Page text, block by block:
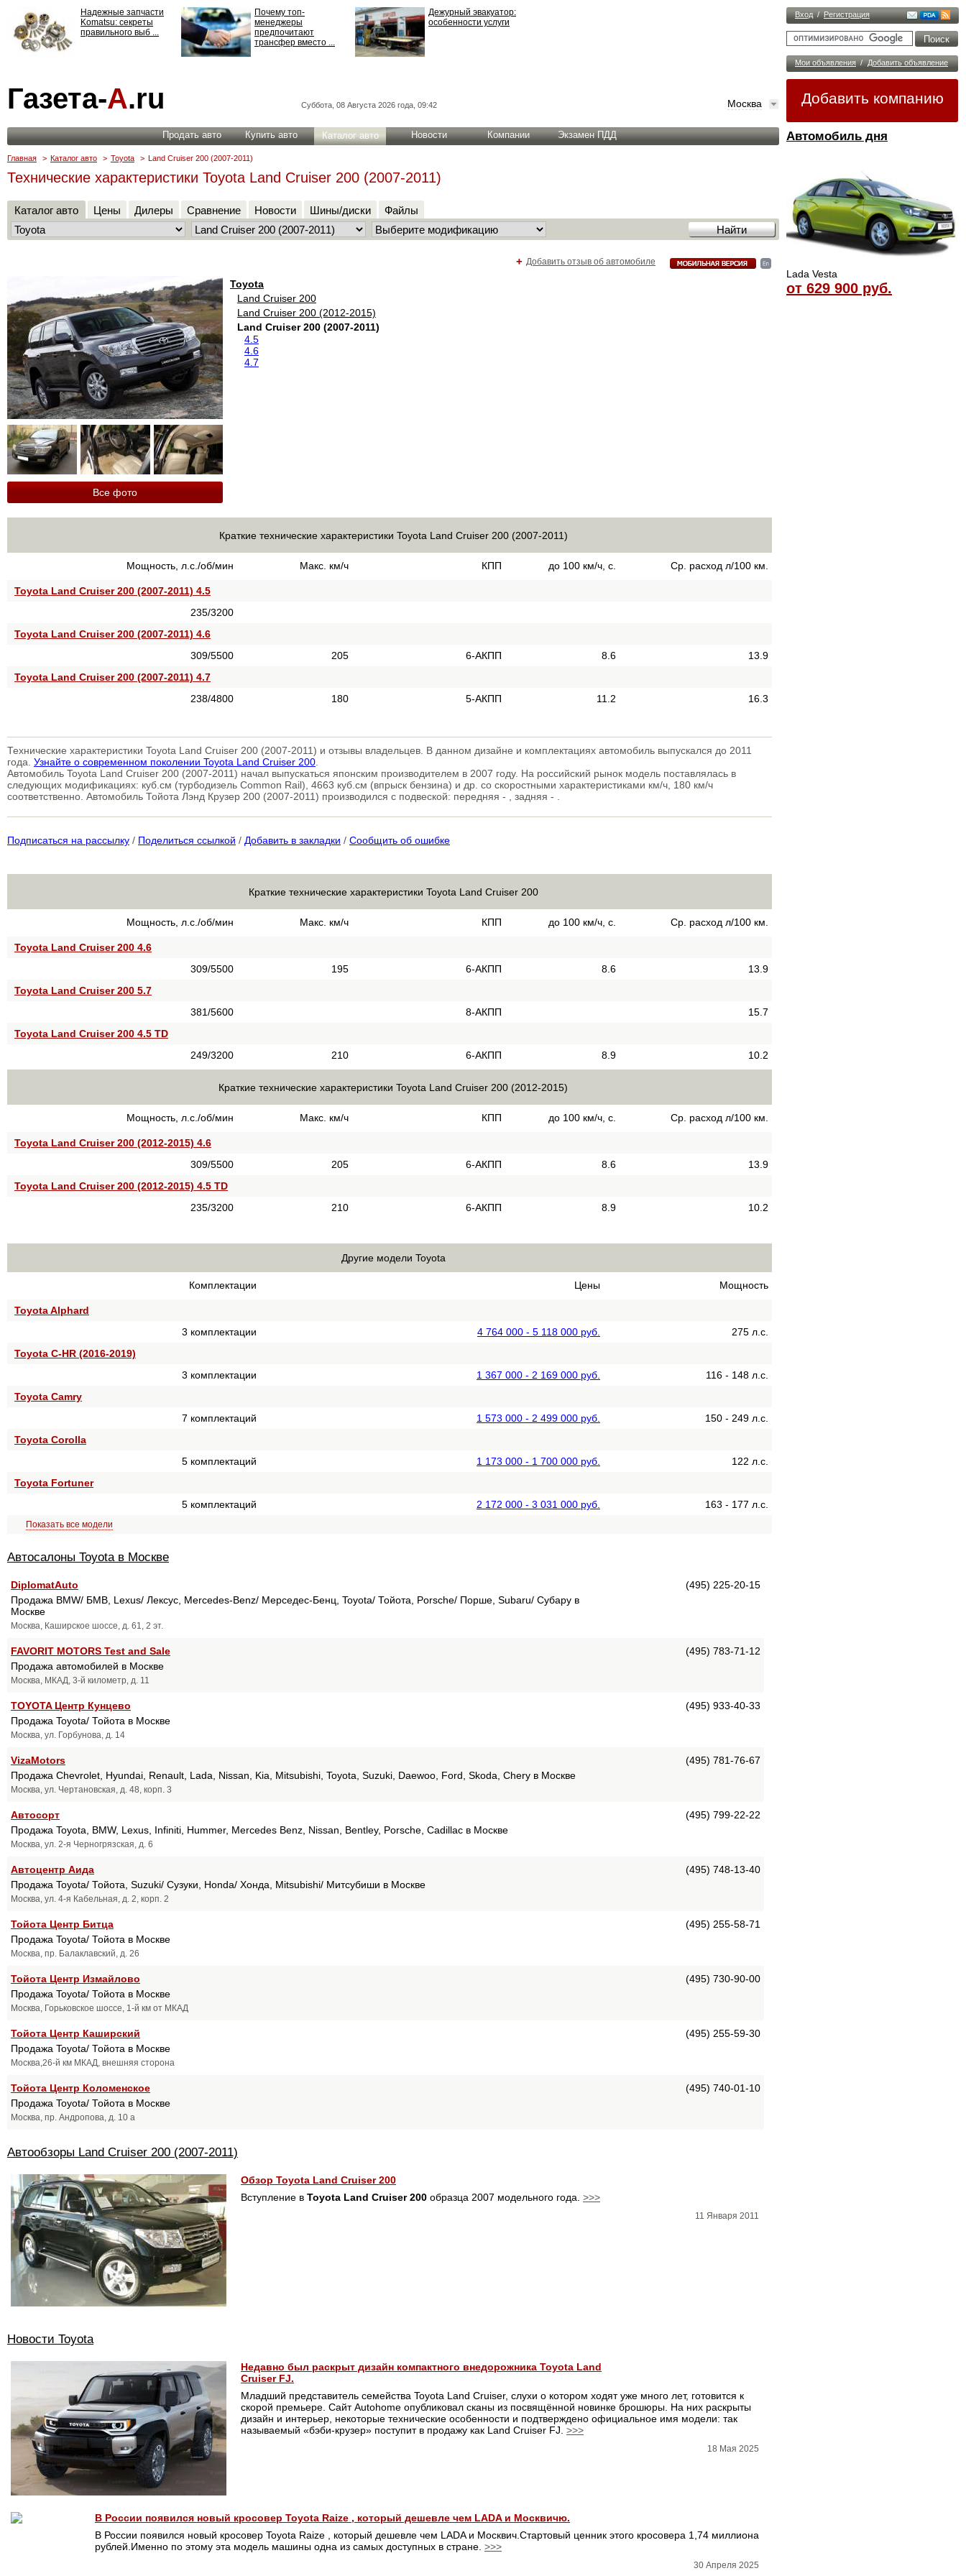
Вход / Регистрация
Мои объявления / Добавить объявление
Добавить компанию
Автомобиль дня
Lada Vesta
от 629 900 руб.
Надежные запчасти
Komatsu: секреты
правильного выб ...
Почему топ-
менеджеры
предпочитают
трансфер вместо ...
Дежурный эвакуатор:
особенности услуги
ответственности: все,
что нужно знать ...
Газета-А.ru Суббота, 08 Августа 2026 года, 09:42 Москва
Продать авто Купить авто Каталог авто Новости Компании Экзамен ПДД
Главная > Каталог авто > Toyota > Land Cruiser 200 (2007-2011)
Технические характеристики Toyota Land Cruiser 200 (2007-2011)
Каталог авто Цены Дилеры Сравнение Новости Шины/диски Файлы
+ Добавить отзыв об автомобиле
Все фото
Toyota
Land Cruiser 200
Land Cruiser 200 (2012-2015)
Land Cruiser 200 (2007-2011)
4.5
4.6
4.7
Краткие технические характеристики Toyota Land Cruiser 200 (2007-2011)
Мощность, л.с./об/мин Макс. км/ч КПП до 100 км/ч, с. Ср. расход л/100 км.
Toyota Land Cruiser 200 (2007-2011) 4.5
235/3200
Toyota Land Cruiser 200 (2007-2011) 4.6
309/5500
205 6-АКПП 8.6
13.9
Toyota Land Cruiser 200 (2007-2011) 4.7
238/4800
180 5-АКПП 11.2 16.3
Технические характеристики Toyota Land Cruiser 200 (2007-2011) и отзывы владельцев. В данном дизайне и комплектациях автомобиль выпускался до 2011
года. Узнайте о современном поколении Toyota Land Cruiser 200
Автомобиль Toyota Land Cruiser 200 (2007-2011) начал выпускаться японским производителем в 2007 году. На российский рынок модель поставлялась в
следующих модификациях: куб.см (турбодизель Common Rail), 4663 куб.см (впрыск бензина) и др. со скоростными характеристиками км/ч, 180 км/ч
соответственно. Автомобиль Тойота Лэнд Крузер 200 (2007-2011) производился с подвеской: передняя - , задняя - .
Подписаться на рассылку / Поделиться ссылкой / Добавить в закладки / Сообщить об ошибке
Краткие технические характеристики Toyota Land Cruiser 200
Мощность, л.с./об/мин Макс. км/ч КПП до 100 км/ч, с. Ср. расход л/100 км.
Toyota Land Cruiser 200 4.6
309/5500
195 6-АКПП 8.6
13.9
Toyota Land Cruiser 200 5.7
381/5600
8-АКПП
15.7
Toyota Land Cruiser 200 4.5 TD
249/3200
210 6-АКПП 8.9 10.2
Краткие технические характеристики Toyota Land Cruiser 200 (2012-2015)
Мощность, л.с./об/мин Макс. км/ч КПП до 100 км/ч, с. Ср. расход л/100 км.
Toyota Land Cruiser 200 (2012-2015) 4.6
309/5500
205 6-АКПП 8.6
13.9
Toyota Land Cruiser 200 (2012-2015) 4.5 TD
235/3200
210 6-АКПП 8.9 10.2
Другие модели Toyota
Комплектации Цены Мощность
Toyota Alphard
3 комплектации
4 764 000 - 5 118 000 руб.
275 л.с.
Toyota C-HR (2016-2019)
3 комплектации
1 367 000 - 2 169 000 руб.
116 - 148 л.с.
Toyota Camry
7 комплектаций
1 573 000 - 2 499 000 руб.
150 - 249 л.с.
Toyota Corolla
5 комплектаций
1 173 000 - 1 700 000 руб.
122 л.с.
Toyota Fortuner
5 комплектаций
2 172 000 - 3 031 000 руб. 163 - 177 л.с.
Показать все модели
Автосалоны Toyota в Москве
DiplomatAuto
(495) 225-20-15
Продажа BMW/ БМВ, Lexus/ Лексус, Mercedes-Benz/ Мерседес-Бенц, Toyota/ Тойота, Porsche/ Порше, Subaru/ Субару в
Москве
Москва, Каширское шоссе, д. 61, 2 эт.
FAVORIT MOTORS Test and Sale
(495) 783-71-12
Продажа автомобилей в Москве
Москва, МКАД, 3-й километр, д. 11
TOYOTA Центр Кунцево
(495) 933-40-33
Продажа Toyota/ Тойота в Москве
Москва, ул. Горбунова, д. 14
VizaMotors
(495) 781-76-67
Продажа Chevrolet, Hyundai, Renault, Lada, Nissan, Kia, Mitsubishi, Toyota, Suzuki, Daewoo, Ford, Skoda, Chery в Москве
Москва, ул. Чертановская, д. 48, корп. 3
Автосорт
(495) 799-22-22
Продажа Toyota, BMW, Lexus, Infiniti, Hummer, Mercedes Benz, Nissan, Bentley, Porsche, Cadillac в Москве
Москва, ул. 2-я Черногрязская, д. 6
Автоцентр Аида
(495) 748-13-40
Продажа Toyota/ Тойота, Suzuki/ Сузуки, Honda/ Хонда, Mitsubishi/ Митсубиши в Москве
Москва, ул. 4-я Кабельная, д. 2, корп. 2
Тойота Центр Битца
(495) 255-58-71
Продажа Toyota/ Тойота в Москве
Москва, пр. Балаклавский, д. 26
Тойота Центр Измайлово
(495) 730-90-00
Продажа Toyota/ Тойота в Москве
Москва, Горьковское шоссе, 1-й км от МКАД
Тойота Центр Каширский
(495) 255-59-30
Продажа Toyota/ Тойота в Москве
Москва,26-й км МКАД, внешняя сторона
Тойота Центр Коломенское
(495) 740-01-10
Продажа Toyota/ Тойота в Москве
Москва, пр. Андропова, д. 10 а
Автообзоры Land Cruiser 200 (2007-2011)
Обзор Toyota Land Cruiser 200
Вступление в Toyota Land Cruiser 200 образца 2007 модельного года. >>>
11 Января 2011
Новости Toyota
Недавно был раскрыт дизайн компактного внедорожника Toyota Land
Cruiser FJ.
Младший представитель семейства Toyota Land Cruiser, слухи о котором ходят уже много лет, готовится к
скорой премьере. Сайт Autohome опубликовал сканы из посвящённой новинке брошюры. На них раскрыты
дизайн и интерьер, некоторые технические особенности и подтверждено официальное имя модели: так
называемый «бэби-крузер» поступит в продажу как Land Cruiser FJ. >>>
18 Мая 2025
В России появился новый кросовер Toyota Raize , который дешевле чем LADA и Москвичю.
В России появился новый кросовер Toyota Raize , который дешевле чем LADA и Москвич.Стартовый ценник этого кросовера 1,74 миллиона
рублей.Именно по этому эта модель машины одна из самых доступных в стране. >>>
30 Апреля 2025